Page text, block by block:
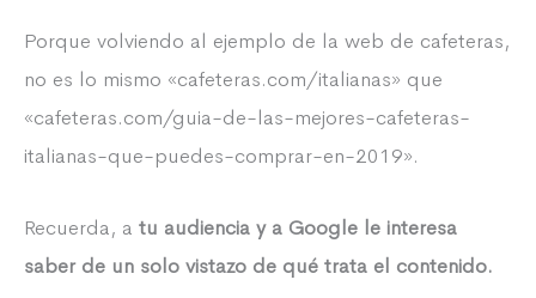
Porque volviendo al ejemplo de la web de cafeteras,
no es lo mismo «cafeteras.com/italianas» que
«cafeteras.com/guia-de-las-mejores-cafeteras-
italianas-que-puedes-comprar-en-2019».
Recuerda, a tu audiencia y a Google le interesa
saber de un solo vistazo de qué trata el contenido.